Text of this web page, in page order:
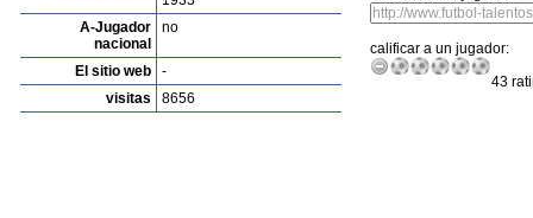
A-Jugador
nacional
no
El sitio web
-
visitas
8656
calificar a un jugador:
43